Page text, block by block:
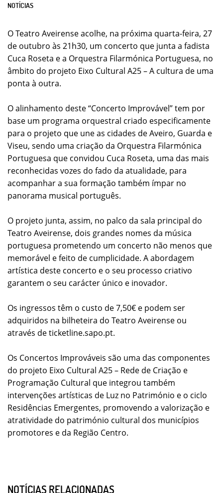
NOTÍCIAS
O Teatro Aveirense acolhe, na próxima quarta-feira, 27
de outubro às 21h30, um concerto que junta a fadista
Cuca Roseta e a Orquestra Filarmónica Portuguesa, no
âmbito do projeto Eixo Cultural A25 – A cultura de uma
ponta à outra.
O alinhamento deste “Concerto Improvável” tem por
base um programa orquestral criado especificamente
para o projeto que une as cidades de Aveiro, Guarda e
Viseu, sendo uma criação da Orquestra Filarmónica
Portuguesa que convidou Cuca Roseta, uma das mais
reconhecidas vozes do fado da atualidade, para
acompanhar a sua formação também ímpar no
panorama musical português.
O projeto junta, assim, no palco da sala principal do
Teatro Aveirense, dois grandes nomes da música
portuguesa prometendo um concerto não menos que
memorável e feito de cumplicidade. A abordagem
artística deste concerto e o seu processo criativo
garantem o seu carácter único e inovador.
Os ingressos têm o custo de 7,50€ e podem ser
adquiridos na bilheteira do Teatro Aveirense ou
através de ticketline.sapo.pt.
Os Concertos Improváveis são uma das componentes
do projeto Eixo Cultural A25 – Rede de Criação e
Programação Cultural que integrou também
intervenções artísticas de Luz no Património e o ciclo
Residências Emergentes, promovendo a valorização e
atratividade do património cultural dos municípios
promotores e da Região Centro.
NOTÍCIAS RELACIONADAS